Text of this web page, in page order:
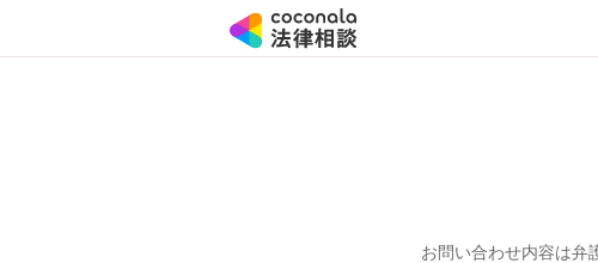
お問い合わせ内容は弁